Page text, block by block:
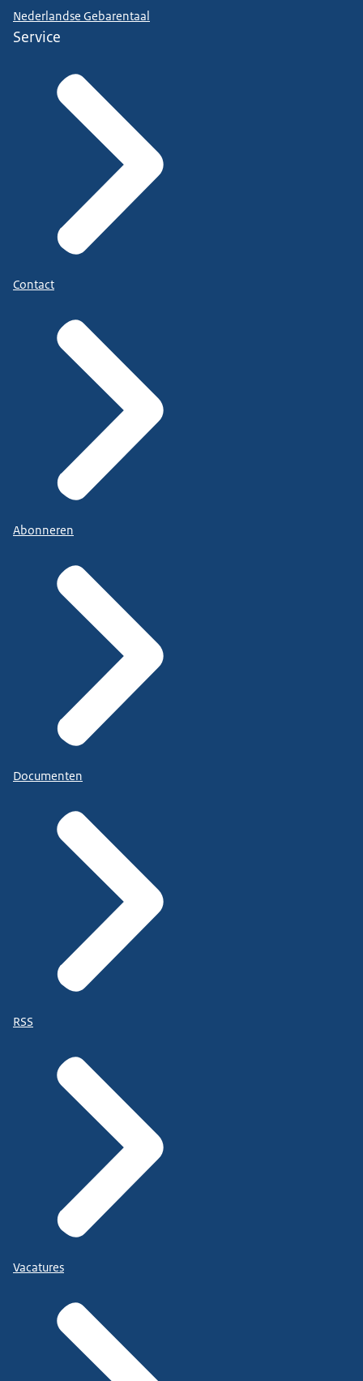
Nederlandse Gebarentaal
Service
Contact
Abonneren
Documenten
RSS
Vacatures